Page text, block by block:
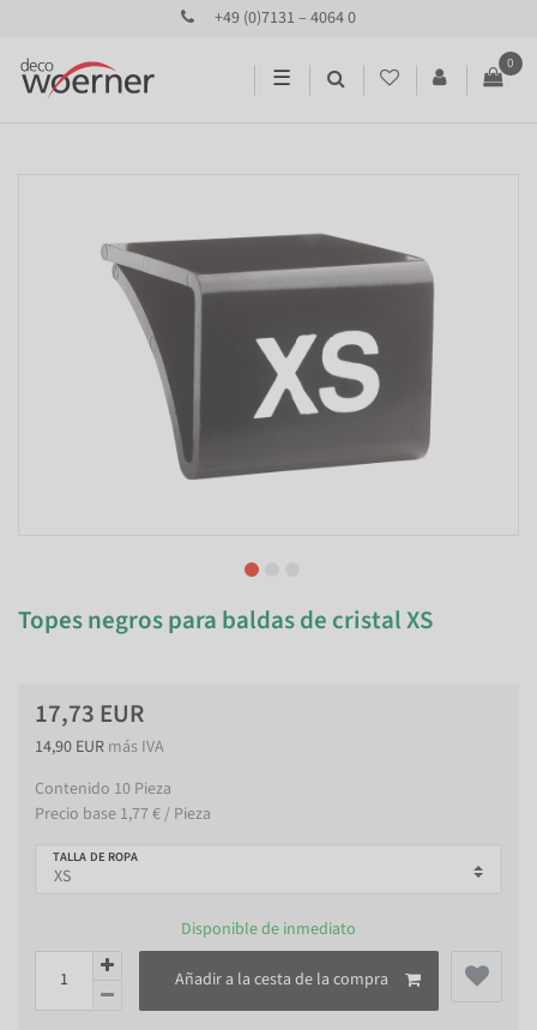
+49 (0)7131 – 4064 0
☰
0
Topes negros para baldas de cristal XS
17,73 EUR
14,90 EUR más IVA
Contenido 10 Pieza
Precio base 1,77 € / Pieza
TALLA DE ROPA
Disponible de inmediato
Añadir a la cesta de la compra